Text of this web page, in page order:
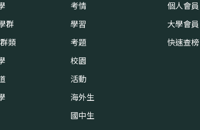
群
類
考情
學習
考題
校園
活動
海外生
國中生
個人會員
大學會員
快速查榜